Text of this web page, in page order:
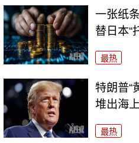
一张纸
替日本“
最热
特朗普“
堆出海
最热